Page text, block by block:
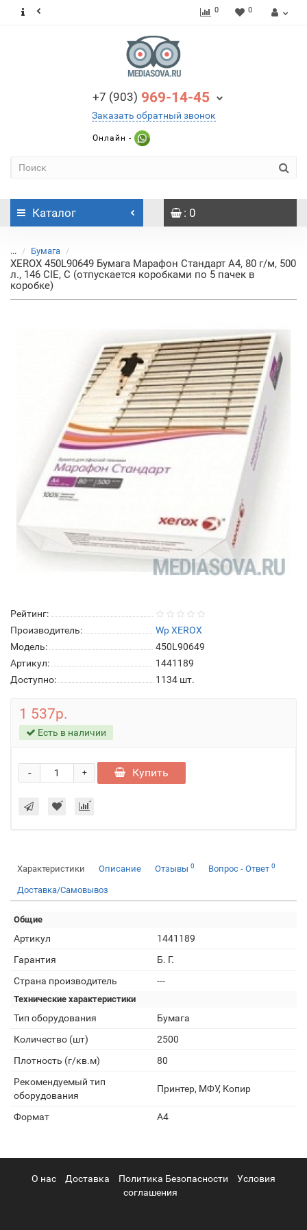
0 0
+7 (903) 969-14-45
Заказать обратный звонок
Онлайн -
Каталог : 0
... Бумага
XEROX 450L90649 Бумага Марафон Стандарт А4, 80 г/м, 500
л., 146 CIE, C (отпускается коробками по 5 пачек в
коробке)
Рейтинг:
Производитель:
Wp XEROX
Модель:
450L90649
Артикул:
1441189
Доступно:
1134 шт.
1 537р.
Есть в наличии
+
- Купить
Характеристики Описание Отзывы 0 Вопрос - Ответ 0
Доставка/Самовывоз
Общие
Артикул
1441189
Гарантия
Б. Г.
Страна производитель
---
Технические характеристики
Тип оборудования
Бумага
Количество (шт)
2500
Плотность (г/кв.м)
80
Рекомендуемый тип
оборудования
Принтер, МФУ, Копир
Формат A4
О нас Доставка Политика Безопасности
Условия
соглашения